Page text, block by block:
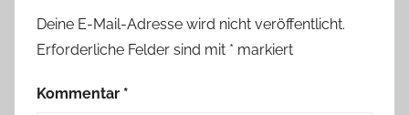
Deine E-Mail-Adresse wird nicht veröffentlicht.
Erforderliche Felder sind mit * markiert
Kommentar *